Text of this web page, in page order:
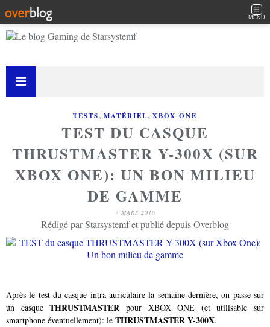
MENU
TESTS, MATÉRIEL, XBOX ONE
TEST DU CASQUE
THRUSTMASTER Y-300X (SUR
XBOX ONE): UN BON MILIEU
DE GAMME
7 MARS 2016
Rédigé par Starsystemf et publié depuis Overblog
Après le test du casque intra-auriculaire la semaine dernière, on passe sur
un casqueTHRUSTMASTER pour XBOX ONE (et utilisable sur
smartphone éventuellement): le THRUSTMASTER Y-300X.